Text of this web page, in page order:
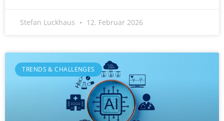
Stefan Luckhaus 12. Februar 2026
TRENDS & CHALLENGES